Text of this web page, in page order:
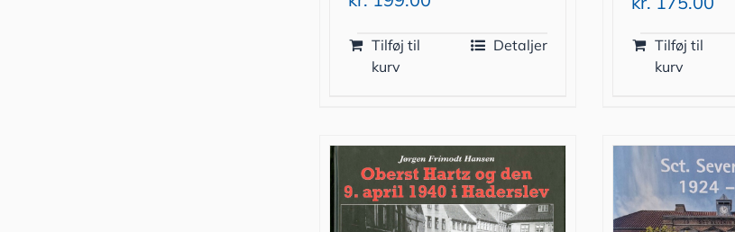
Tilføj til
kurv
Detaljer
Tilføj til
kurv